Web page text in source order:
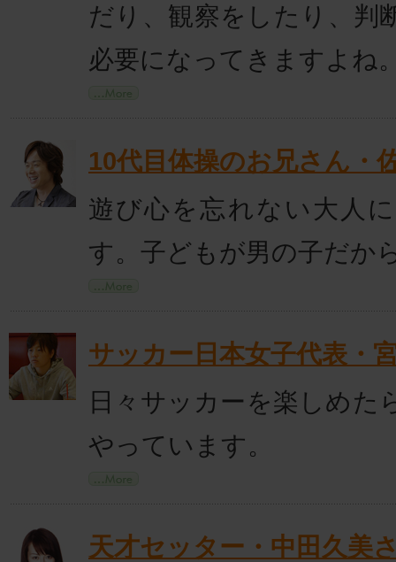
だり、観察をしたり、判
必要になってきますよね
10代目体操のお兄さん・
遊び心を忘れない大人
す。子どもが男の子だか
サッカー日本女子代表・
日々サッカーを楽しめた
やっています。
天才セッター・中田久美